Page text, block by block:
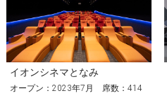
イオンシネマとなみ
オープン：2023年7月 席数：414